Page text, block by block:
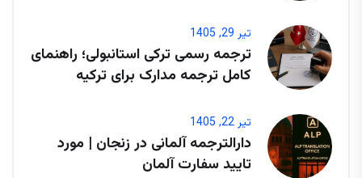
تیر 29, 1405
ترجمه رسمی ترکی استانبولی؛ راهنمای
کامل ترجمه مدارک برای ترکیه
تیر 22, 1405
دارالترجمه آلمانی در زنجان | مورد
تایید سفارت آلمان